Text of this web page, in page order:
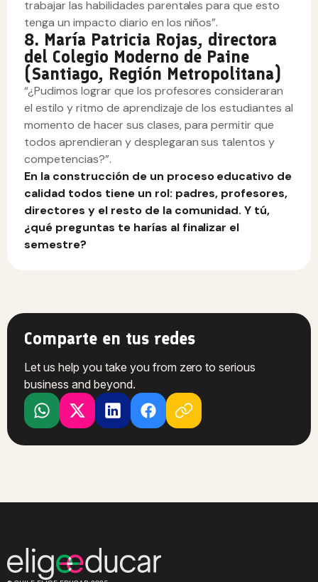
trabajar las habilidades parentales para que esto
tenga un impacto diario en los niños”.
8. María Patricia Rojas, directora
del Colegio Moderno de Paine
(Santiago, Región Metropolitana)
“¿Pudimos lograr que los profesores consideraran
el estilo y ritmo de aprendizaje de los estudiantes al
momento de hacer sus clases, para permitir que
todos aprendieran y desplegaran sus talentos y
competencias?”.
En la construcción de un proceso educativo de
calidad todos tiene un rol: padres, profesores,
directores y el resto de la comunidad. Y tú,
¿qué preguntas te harías al finalizar el
semestre?
Comparte en tus redes
Let us help you take you from zero to serious
business and beyond.